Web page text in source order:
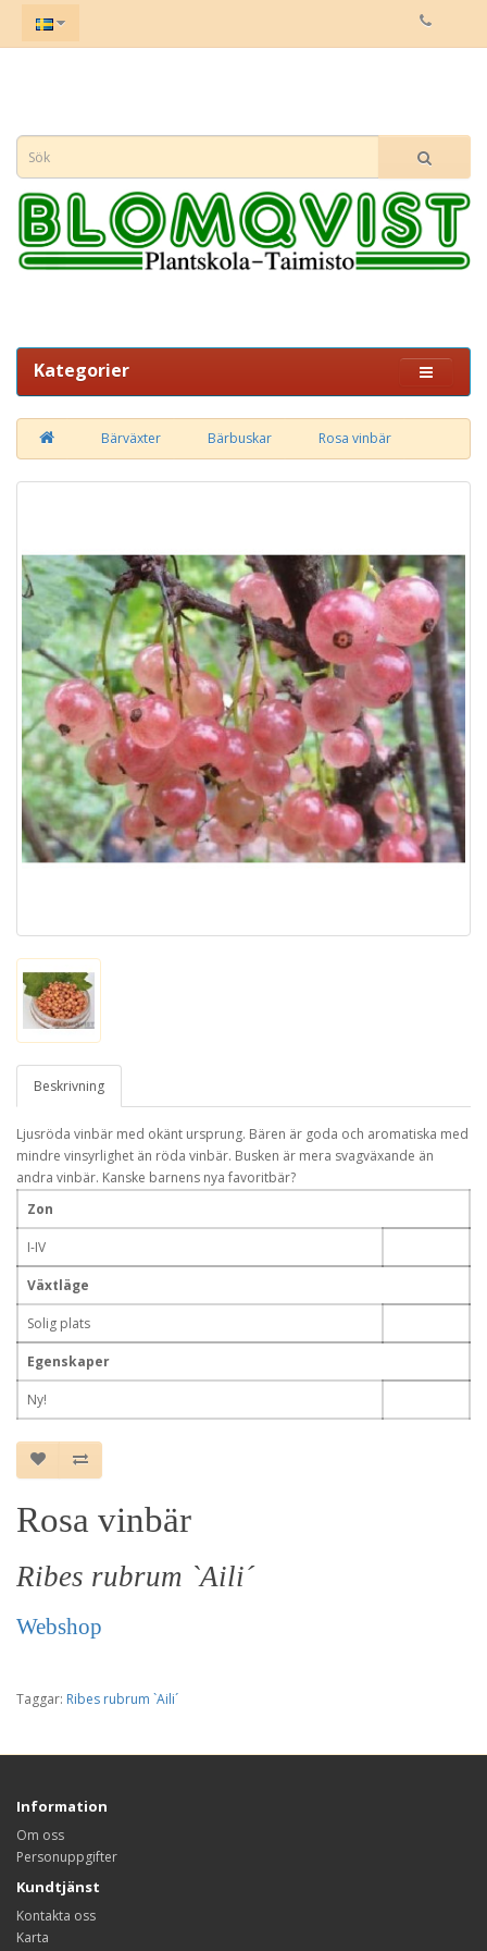
Kategorier
Bärväxter Bärbuskar Rosa vinbär
Beskrivning
Ljusröda vinbär med okänt ursprung. Bären är goda och aromatiska med
mindre vinsyrlighet än röda vinbär. Busken är mera svagväxande än
andra vinbär. Kanske barnens nya favoritbär?
Zon
I-IV
Växtläge
Solig plats
Egenskaper
Ny!
Rosa vinbär
Ribes rubrum `Aili´
Webshop
Taggar: Ribes rubrum `Aili´
Information
Om oss
Personuppgifter
Kundtjänst
Kontakta oss
Karta